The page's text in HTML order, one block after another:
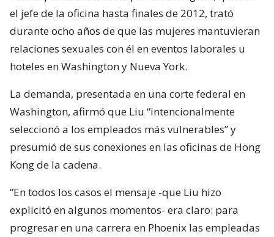
el jefe de la oficina hasta finales de 2012, trató
durante ocho años de que las mujeres mantuvieran
relaciones sexuales con él en eventos laborales u
hoteles en Washington y Nueva York.
La demanda, presentada en una corte federal en
Washington, afirmó que Liu “intencionalmente
seleccionó a los empleados más vulnerables” y
presumió de sus conexiones en las oficinas de Hong
Kong de la cadena.
“En todos los casos el mensaje -que Liu hizo
explicitó en algunos momentos- era claro: para
progresar en una carrera en Phoenix las empleadas